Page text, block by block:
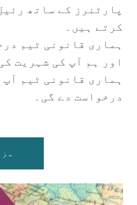
پارٹنرز کے ساتھ
کرتے ہیں۔
ہماری قانونی ٹیم
اور ہم آپ کی شہریت
ہماری قانونی ٹیم
درخواست دے گی۔